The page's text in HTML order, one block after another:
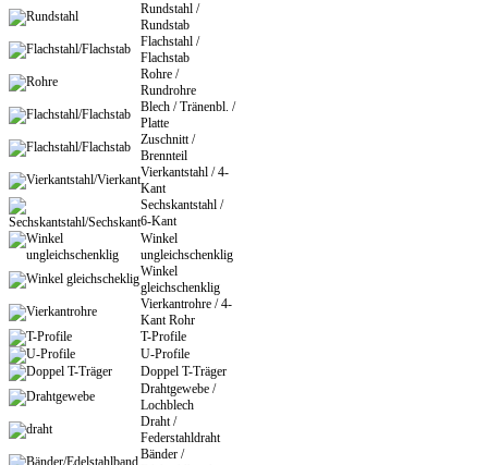
Rundstahl /
Rundstab
Flachstahl /
Flachstab
Rohre /
Rundrohre
Blech / Tränenbl. /
Platte
Zuschnitt /
Brennteil
Vierkantstahl / 4-
Kant
Sechskantstahl /
6-Kant
Winkel
ungleichschenklig
Winkel
gleichschenklig
Vierkantrohre / 4-
Kant Rohr
T-Profile
U-Profile
Doppel T-Träger
Drahtgewebe /
Lochblech
Draht /
Federstahldraht
Bänder /